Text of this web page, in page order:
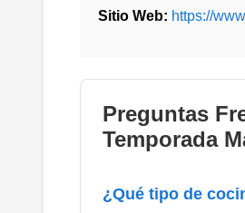
Sitio Web: https://
Preguntas
Temporada
¿Qué tipo de